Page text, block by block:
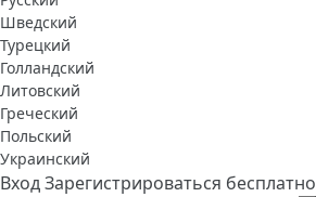
Шведский
Турецкий
Голландский
Литовский
Греческий
Польский
Украинский
ВходЗарегистрироваться бесплатно